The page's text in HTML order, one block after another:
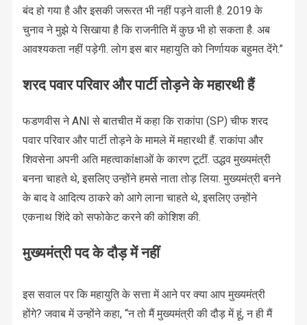
बंद हो गया है और इसकी जरूरत भी नहीं पड़ने वाली है. 2019 के
चुनाव ने मुझे ये सिखाया है कि राजनीति में कुछ भी हो सकता है. अब
आवश्यकता नहीं पड़ेगी. लोग इस बार महायुति को निर्णायक बहुमत देंगे.”
शरद पवार परिवार और पार्टी तोड़ने के महारथी हैं
फडणवीस ने ANI से बातचीत में कहा कि राकांपा (SP) चीफ शरद
पवार परिवार और पार्टी तोड़ने के मामले में महारथी हैं. राकांपा और
शिवसेना अपनी अति महत्वाकांक्षाओं के कारण टूटीं. उद्धव मुख्यमंत्री
बनना चाहते थे, इसलिए उन्होंने हमसे नाता तोड़ लिया. मुख्यमंत्री बनने
के बाद वे आदित्य ठाकरे को आगे लाना चाहते थे, इसलिए उन्होंने
एकनाथ शिंदे को सफोकेट करने की कोशिश की.
मुख्यमंत्री पद के दौड़ में नहीं
इस सवाल पर कि महायुति के सत्ता में आने पर क्या आप मुख्यमंत्री
होंगे? जवाब में उन्होंने कहा, “न तो मैं मुख्यमंत्री की दौड़ में हूं, न ही मैं